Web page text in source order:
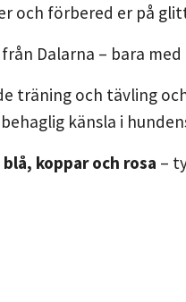
och förbered er på
Dalarna – bara
träning och tävling
känsla i
blå, koppar och rosa –